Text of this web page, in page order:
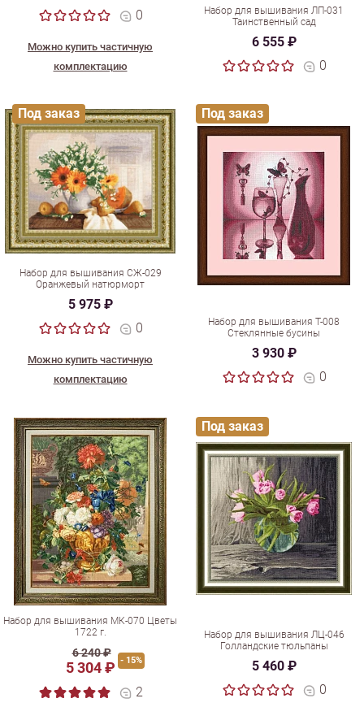
0
Можно купить частичную
комплектацию
Набор для вышивания ЛП-031
Таинственный сад
6 555 ₽
0
Набор для вышивания СЖ-029
Оранжевый натюрморт
5 975 ₽
0
Можно купить частичную
комплектацию
Под заказ
Набор для вышивания Т-008
Стеклянные бусины
3 930 ₽
0
Под заказ
Набор для вышивания МК-070 Цветы
1722 г.
6 240 ₽
5 304 ₽ - 15%
2
Набор для вышивания ЛЦ-046
Голландские тюльпаны
5 460 ₽
0
Под заказ